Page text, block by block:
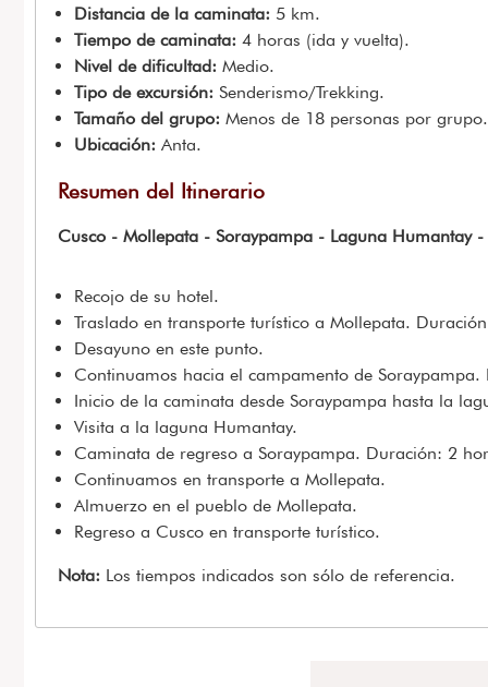
Distancia de la caminata: 5 km.
Tiempo de caminata: 4 horas (ida y vuelta).
Nivel de dificultad: Medio.
Tipo de excursión: Senderismo/Trekking.
Tamaño del grupo: Menos de 18 personas por grupo.
Ubicación: Anta.
Resumen del Itinerario
Cusco - Mollepata - Soraypampa - Laguna Humantay -
Recojo de su hotel.
Traslado en transporte turístico a Mollepata.
Desayuno en este punto.
Continuamos hacia el campamento de
Inicio de la caminata desde Soraypampa hasta la
Visita a la laguna Humantay.
Caminata de regreso a Soraypampa. Duración: 2
Continuamos en transporte a Mollepata.
Almuerzo en el pueblo de Mollepata.
Regreso a Cusco en transporte turístico.
Nota: Los tiempos indicados son sólo de referencia.